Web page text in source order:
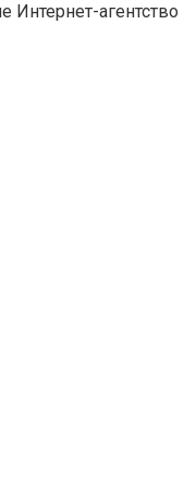
Интернет-агентство